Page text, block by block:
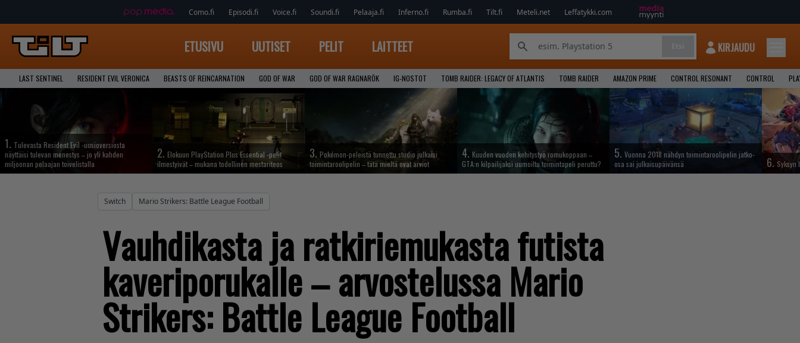
Como.fi Episodi.fi Voice.fi Soundi.fi Pelaaja.fi Inferno.fi Rumba.fi Tilt.fi Meteli.net Leffatykki.com
ETUSIVU UUTISET PELIT LAITTEET KIRJAUDU
LAST SENTINEL RESIDENT EVIL VERONICA BEASTS OF REINCARNATION GOD OF WAR GOD OF WAR RAGNARÖK IG-NOSTOT TOMB RAIDER: LEGACY OF ATLANTIS TOMB RAIDER AMAZON PRIME CONTROL RESONANT CONTROL
1. Tulevasta Resident Evil -uusioversiosta
näyttäisi tulevan menestys – jo yli kahden
miljoonan pelaajan toivelistalla
2. Elokuun PlayStation Plus Essential -pelit
ilmestyivät – mukana todellinen mestariteos
3. Pokémon-peleistä tunnettu studio julkaisi
toimintaroolipelin – tätä mieltä ovat arviot
4. Kuuden vuoden kehitystyö romukoppaan –
GTA:n kilpailijaksi uumoiltu toimintapeli peruttu?
5. Vuonna 2018 nähdyn toimintaroolipelin jatko-
osa sai julkaisupäivänsä
6.
Switch Mario Strikers: Battle League Football
Vauhdikasta ja ratkiriemukasta futista
kaveriporukalle – arvostelussa Mario
Strikers: Battle League Football